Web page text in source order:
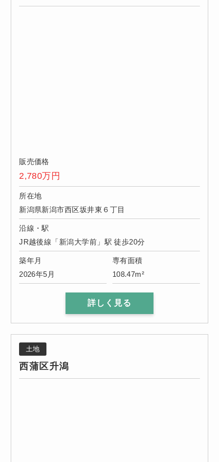
販売価格
2,780万円
所在地
新潟県新潟市西区坂井東６丁目
沿線・駅
JR越後線「新潟大学前」駅 徒歩20分
築年月
2026年5月
専有面積
108.47m²
詳しく見る
土地
西蒲区升潟